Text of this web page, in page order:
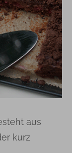
aus
kurz